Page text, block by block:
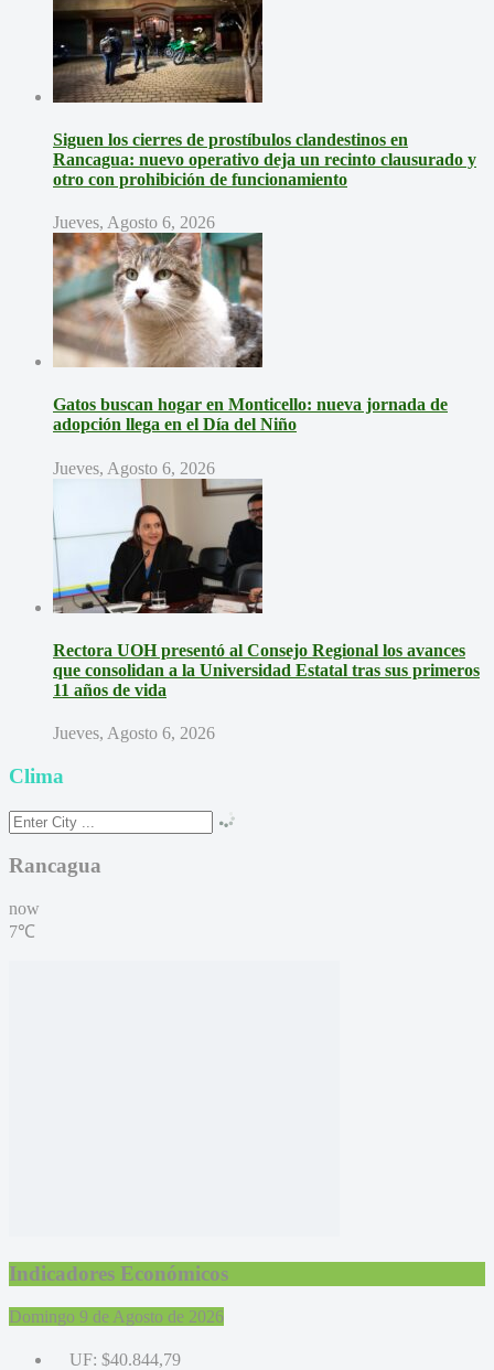
Siguen los cierres de prostíbulos clandestinos en
Rancagua: nuevo operativo deja un recinto clausurado y
otro con prohibición de funcionamiento
Jueves, Agosto 6, 2026
Gatos buscan hogar en Monticello: nueva jornada de
adopción llega en el Día del Niño
Jueves, Agosto 6, 2026
Rectora UOH presentó al Consejo Regional los avances
que consolidan a la Universidad Estatal tras sus primeros
11 años de vida
Jueves, Agosto 6, 2026
Clima
Rancagua
now
7℃
Indicadores Económicos
Domingo 9 de Agosto de 2026
UF: $40.844,79